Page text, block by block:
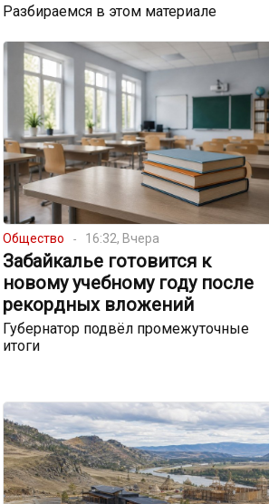
Разбираемся в этом материале
Общество 16:32, Вчера
Забайкалье готовится к
новому учебному году после
рекордных вложений
Губернатор подвёл промежуточные
итоги